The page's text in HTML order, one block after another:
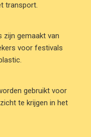
transport.
zijn gemaakt van
voor festivals
gebruikt voor
te krijgen in het